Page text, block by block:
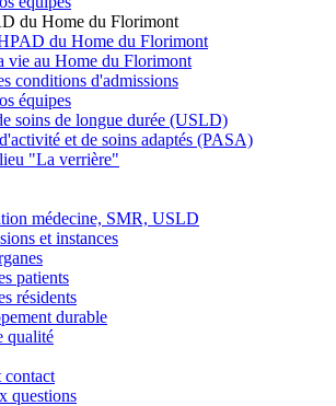
du Home du Florimont
du Home du Florimont
vie au Home du Florimont
conditions d'admissions
équipes
soins de longue durée (USLD)
et de soins adaptés (PASA)
"La verrière"
médecine, SMR, USLD
et instances
patients
résidents
durable
qualité
contact
questions